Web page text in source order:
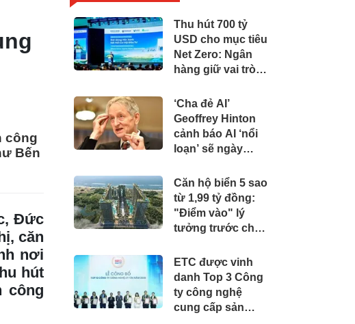
công
Bến
Đức
căn
nơi
hút
công
Thu hút 700 tỷ
USD cho mục tiêu
Net Zero: Ngân
hàng giữ vai trò
lực
‘Cha đẻ AI’
Geoffrey Hinton
cảnh báo AI ‘nổi
loạn’ sẽ ngày
Căn hộ biển 5 sao
từ 1,99 tỷ đồng:
"Điểm vào" lý
tưởng trước chu
BĐS Vũng Tàu
ETC được vinh
danh Top 3 Công
ty công nghệ
cung cấp sản